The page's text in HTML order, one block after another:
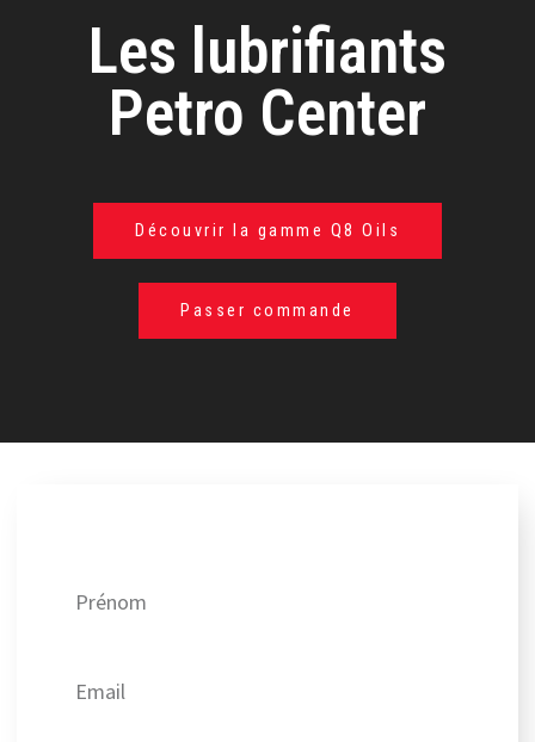
Les lubrifiants
Petro Center
Découvrir la gamme Q8 Oils
Passer commande